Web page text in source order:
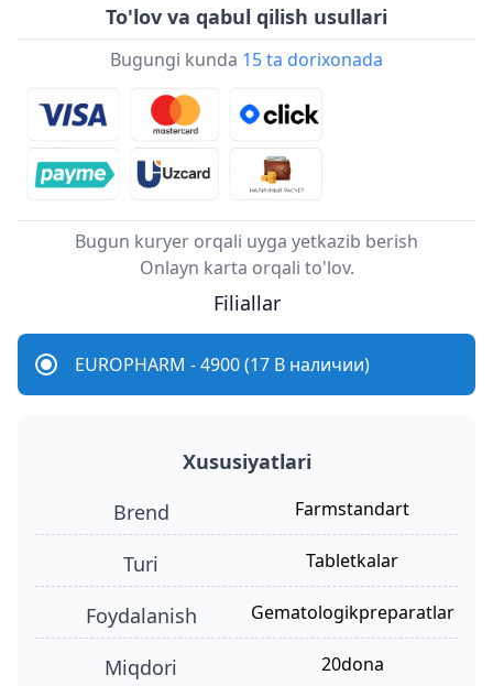
To'lov va qabul qilish usullari
Bugungi kunda 15 ta dorixonada
Bugun kuryer orqali uyga yetkazib berish
Onlayn karta orqali to'lov.
Filiallar
EUROPHARM - 4900 (17 В наличии)
Xususiyatlari
Brend
Farmstandart
turi tabletkalar
foydalanish gematologikpreparatlar
miqdori 20dona